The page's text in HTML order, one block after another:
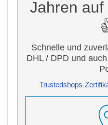
Jahren auf
Schnelle und
DHL / DPD und
Trustedshops-